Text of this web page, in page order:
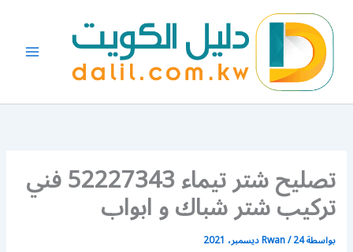
المحتوى
تصليح شتر تيماء 52227343 فني
تركيب شتر شباك و ابواب
بواسطة Rwan/24 ديسمبر، 2021